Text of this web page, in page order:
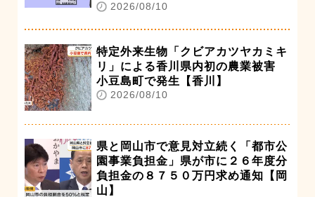
2026/08/10
特定外来生物「クビアカツヤカミキ
リ」による香川県内初の農業被害
小豆島町で発生【香川】
2026/08/10
県と岡山市で意見対立続く「都市公
園事業負担金」県が市に２６年度分
負担金の８７５０万円求め通知【岡
山】